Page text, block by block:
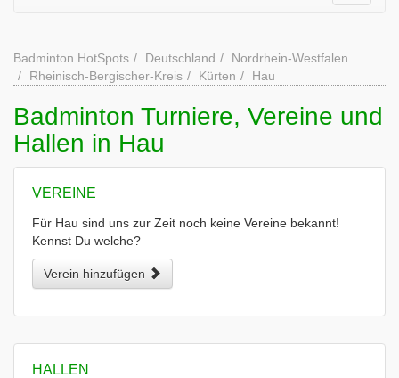
Badminton HotSpots Deutschland
Nordrhein-Westfalen
Rheinisch-Bergischer-Kreis
Kürten Hau
Badminton Turniere, Vereine und
Hallen in Hau
VEREINE
Für Hau sind uns zur Zeit noch keine Vereine bekannt!
Kennst Du welche?
Verein hinzufügen
HALLEN